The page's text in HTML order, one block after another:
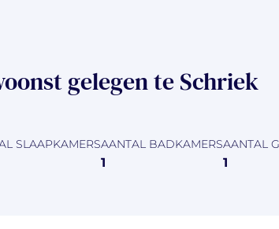
gelegen te Schriek
SLAAPKAMERSAANTAL BADKAMERS
1
AANTAL
1